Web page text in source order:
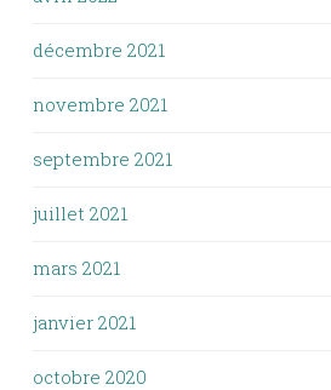
décembre 2021
novembre 2021
septembre 2021
juillet 2021
mars 2021
janvier 2021
octobre 2020